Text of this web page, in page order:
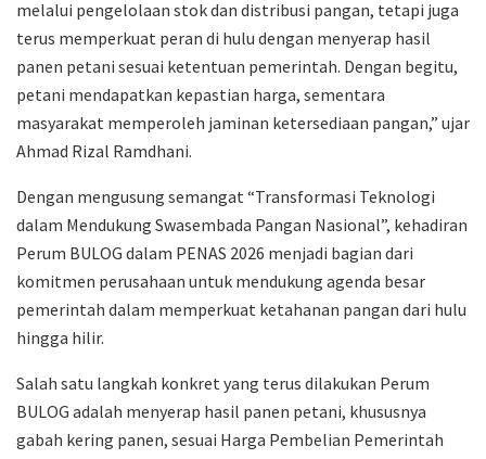
melalui pengelolaan stok dan distribusi pangan, tetapi juga
terus memperkuat peran di hulu dengan menyerap hasil
panen petani sesuai ketentuan pemerintah. Dengan begitu,
petani mendapatkan kepastian harga, sementara
masyarakat memperoleh jaminan ketersediaan pangan,” ujar
Ahmad Rizal Ramdhani.
Dengan mengusung semangat “Transformasi Teknologi
dalam Mendukung Swasembada Pangan Nasional”, kehadiran
Perum BULOG dalam PENAS 2026 menjadi bagian dari
komitmen perusahaan untuk mendukung agenda besar
pemerintah dalam memperkuat ketahanan pangan dari hulu
hingga hilir.
Salah satu langkah konkret yang terus dilakukan Perum
BULOG adalah menyerap hasil panen petani, khususnya
gabah kering panen, sesuai Harga Pembelian Pemerintah